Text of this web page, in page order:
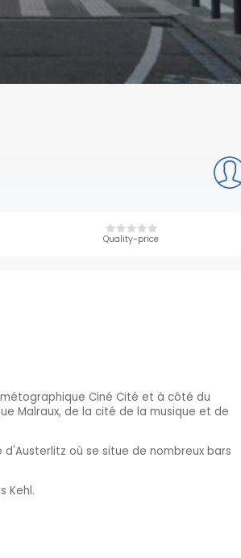
Quality-price
Ciné Cité et à côté du
Malraux, de la cité de la musique et de
où se situe de nombreux bars
Kehl.